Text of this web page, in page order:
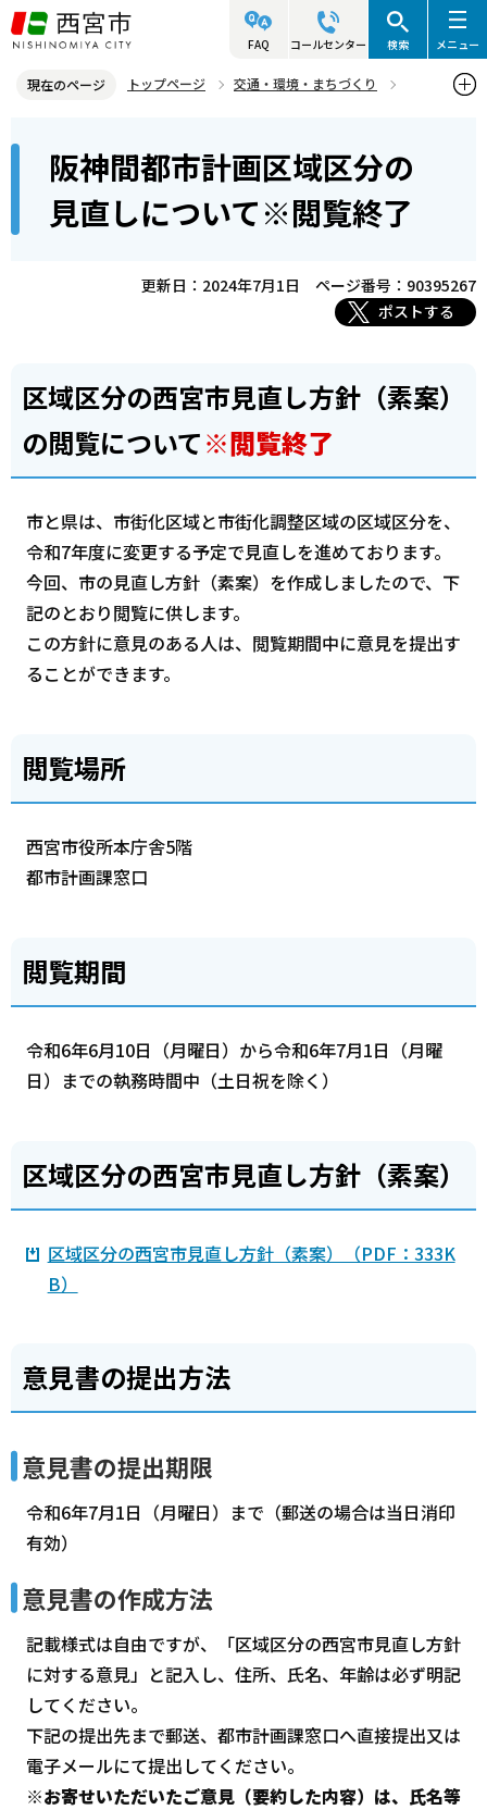
こ
の
ジ
頭
FAQ コールセンター 検索 メニュー
現在のページ トップページ
交通・環境・まちづくり
縦覧・閲覧が終了した案件
阪神間都市計画区域区分の
見直しについて※閲覧終了
更新日：2024年7月1日
ページ番号：90395267
ポストする
区域区分の西宮市見直し方針（素案）
の閲覧について※閲覧終了
市と県は、市街化区域と市街化調整区域の区域区分を、
令和7年度に変更する予定で見直しを進めております。
今回、市の見直し方針（素案）を作成しましたので、下
記のとおり閲覧に供します。
この方針に意見のある人は、閲覧期間中に意見を提出す
ることができます。
閲覧場所
西宮市役所本庁舎5階
都市計画課窓口
閲覧期間
令和6年6月10日（月曜日）から令和6年7月1日（月曜
日）までの執務時間中（土日祝を除く）
区域区分の西宮市見直し方針（素案）
区域区分の西宮市見直し方針（素案）（PDF：333K
B）
意見書の提出方法
意見書の提出期限
令和6年7月1日（月曜日）まで（郵送の場合は当日消印
有効）
意見書の作成方法
記載様式は自由ですが、「区域区分の西宮市見直し方針
に対する意見」と記入し、住所、氏名、年齢は必ず明記
してください。
下記の提出先まで郵送、都市計画課窓口へ直接提出又は
電子メールにて提出してください。
※お寄せいただいたご意見（要約した内容）は、氏名等